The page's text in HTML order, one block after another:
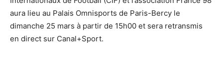
aura lieu au Palais Omnisports de Paris-Bercy le
dimanche 25 mars à partir de 15h00 et sera retransmis
en direct sur Canal+Sport.